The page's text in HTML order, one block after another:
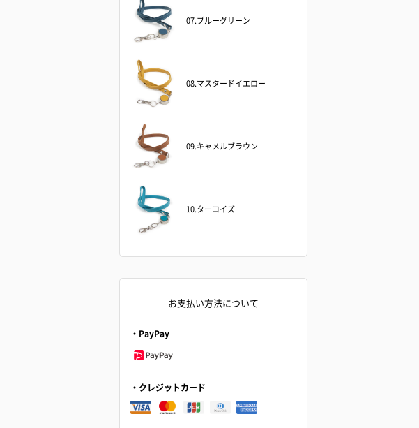
07.ブルーグリーン
08.マスタードイエロー
09.キャメルブラウン
10.ターコイズ
お支払い方法について
・PayPay
・クレジットカード